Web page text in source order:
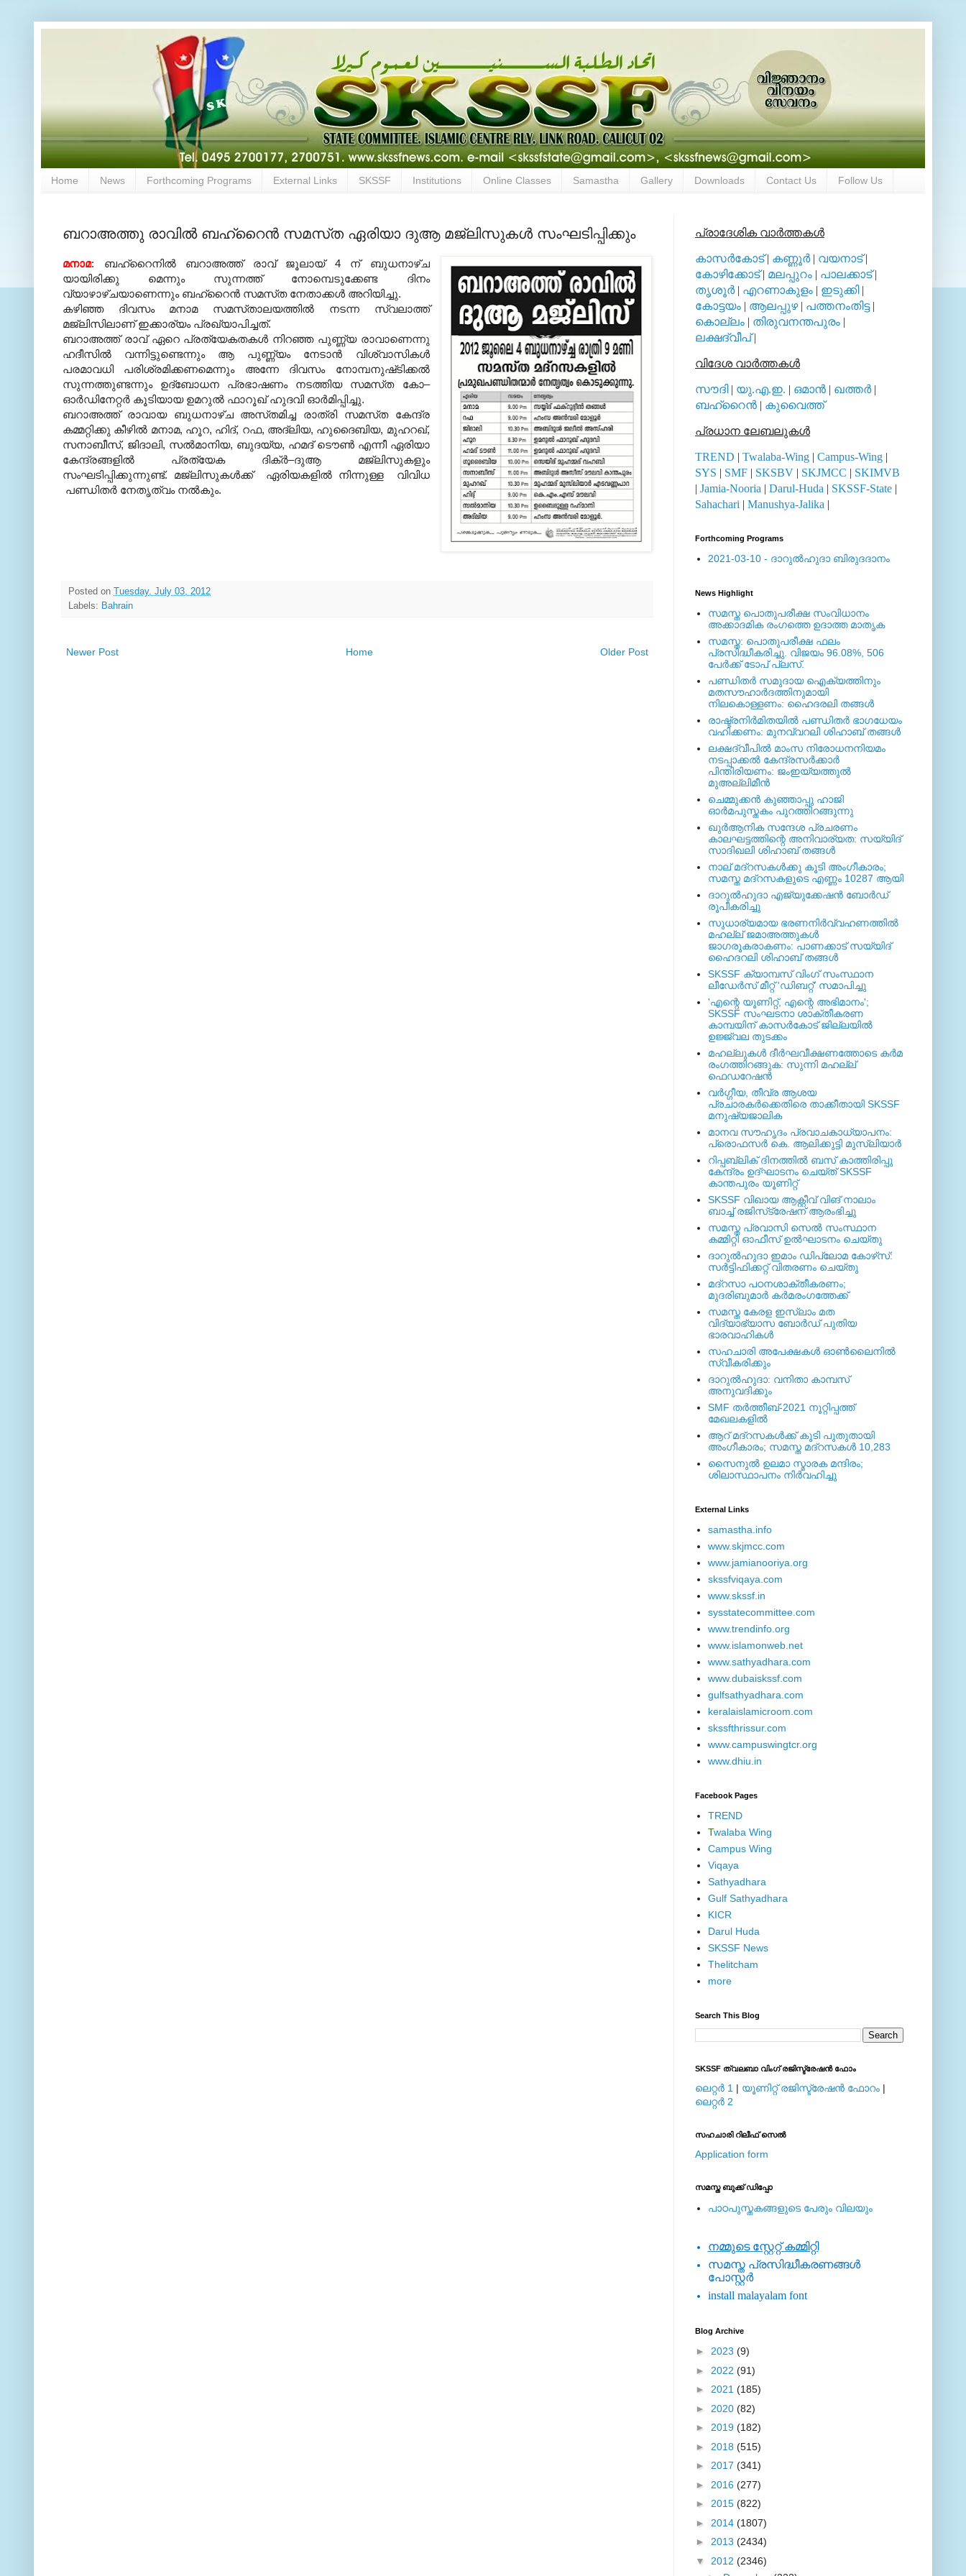
Home News Forthcoming Programs External Links SKSSF Institutions Online Classes Samastha Gallery Downloads Contact Us Follow Us
ബറാഅത്തു രാവില്‍ ബഹ്‌റൈന്‍ സമസ്‌ത ഏരിയാ ദുആ മജ്‌ലിസുകള്‍ സംഘടിപ്പിക്കും
മനാമ: ബഹ്‌റൈനില്‍ ബറാഅത്ത്‌ രാവ്‌ ജൂലായ്‌ 4 ന് ബുധനാഴ്‌ച
യായിരിക്കു മെന്നും സുന്നത്ത്‌ നോമ്പെടുക്കേണ്ട ദിനം
വ്യാഴാഴ്‌ചയാണെന്നും ബഹ്‌റൈന്‍ സമസ്‌ത നേതാക്കള്‍ അറിയിച്ചു.
കഴിഞ്ഞ ദിവസം മനാമ സമസ്‌താലയത്തില്‍ നടന്ന സ്വലാത്ത്‌
മജ്‌ലിസിലാണ്‌ ഇക്കാര്യം പ്രഖ്യാപിച്ചത്‌.
ബറാഅത്ത്‌ രാവ്‌ ഏറെ പ്രത്യേകതകള്‍ നിറഞ്ഞ പുണ്ണ്യ രാവാണെന്നു
ഹദീസില്‍ വന്നിട്ടുണ്ടെന്നും ആ പുണ്ണ്യം നേടാന്‍ വിശ്വാസികള്‍
പരമാവധി പരിശ്രമിക്കണമെന്നും അന്നേ ദിവസം നോമ്പനുഷ്‌ടിക്കല്‍
സുന്നത്തുണ്ടന്നും ഉദ്‌ബോധന പ്രഭാഷണം നടത്തിയ സമസ്‌ത കോ–
ഓര്‍ഡിനേറ്റര്‍ കൂടിയായ ഉമറുല്‍ ഫാറൂഖ്‌ ഹുദവി ഓര്‍മിപ്പിച്ചു.
ബറാഅത്ത്‌ രാവായ ബുധനാഴ്‌ച അസ്‌തമിച്ച രാത്രി സമസ്‌ത കേന്ദ്ര
കമ്മറ്റിക്കു കീഴില്‍ മനാമ, ഹൂറ, ഹിദ്‌, റഫ, അദ്‌ലിയ, ഹുദൈബിയ, മുഹറഖ്‌,
സനാബീസ്‌, ജിദാലി, സല്‍മാനിയ, ബുദയ്യ, ഹമദ്‌ ടൌണ്‍ എന്നീ ഏരിയാ
കേന്ദ്രങ്ങളില്‍ പ്രത്യേക ദിക്‌ര്‍–ദുആ മജ്‌ലിസുകളും
സംഘടിപ്പിക്കുന്നുണ്ട്‌. മജ്‌ലിസുകള്‍ക്ക് ഏരിയകളില്‍ നിന്നുള്ള വിവിധ
പണ്ഡിതര്‍ നേതൃത്വം നല്‍കും.
Posted on
Tuesday, July 03, 2012
Labels: Bahrain
Newer Post Older Post
Home
പ്രാദേശിക വാര്‍ത്തകള്‍
കാസര്‍കോട്| കണ്ണൂര്‍| വയനാട്|
കോഴിക്കോട്| മലപ്പുറം | പാലക്കാട്|
തൃശൂര്‍| എറണാകുളം | ഇടുക്കി|
കോട്ടയം | ആലപ്പുഴ| പത്തനംതിട്ട|
കൊല്ലം | തിരുവനന്തപുരം |
ലക്ഷദ്വീപ്|
വിദേശ വാര്‍ത്തകള്‍
സൗദി| യു.എ.ഇ. | ഒമാന്‍ | ഖത്തര്‍|
ബഹ്റൈന്‍ | കുവൈത്ത്
പ്രധാന ലേബലുകള്‍
TREND | Twalaba-Wing | Campus-Wing |
SYS | SMF | SKSBV | SKJMCC | SKIMVB
| Jamia-Nooria | Darul-Huda | SKSSF-State |
Sahachari | Manushya-Jalika |
Forthcoming Programs
2021-03-10 - ദാറുല്‍ഹുദാ ബിരുദദാനം
News Highlight
സമസ്ത പൊതുപരീക്ഷ സംവിധാനം
അക്കാദമിക രംഗത്തെ ഉദാത്ത മാതൃക
സമസ്ത: പൊതുപരീക്ഷ ഫലം
പ്രസിദ്ധീകരിച്ചു. വിജയം 96.08%, 506
പേര്‍ക്ക് ടോപ് പ്ലസ്.
പണ്ഡിതര്‍ സമുദായ ഐക്യത്തിനും
മതസൗഹാര്‍ദത്തിനുമായി
നിലകൊള്ളണം: ഹൈദരലി തങ്ങള്‍
രാഷ്ട്രനിര്‍മിതയില്‍ പണ്ഡിതര്‍ ഭാഗധേയം
വഹിക്കണം: മുനവ്വറലി ശിഹാബ് തങ്ങള്‍
ലക്ഷദ്വീപില്‍ മാംസ നിരോധനനിയമം
നടപ്പാക്കല്‍ കേന്ദ്രസര്‍ക്കാര്‍
പിന്തിരിയണം: ജംഇയ്യത്തുല്‍
മുഅല്ലിമീന്‍
ചെമ്മുക്കന്‍ കുഞ്ഞാപ്പു ഹാജി
ഓര്‍മപുസ്തകം പുറത്തിറങ്ങുന്നു
ഖുര്‍ആനിക സന്ദേശ പ്രചരണം
കാലഘട്ടത്തിന്റെ അനിവാര്യത: സയ്യിദ്
സാദിഖലി ശിഹാബ് തങ്ങള്‍
നാല് മദ്‌റസകള്‍ക്കു കൂടി അംഗീകാരം;
സമസ്ത മദ്‌റസകളുടെ എണ്ണം 10287 ആയി
ദാറുല്‍ഹുദാ എജ്യുക്കേഷന്‍ ബോര്‍ഡ്
രൂപീകരിച്ചു
സുധാര്യമായ ഭരണനിര്‍വ്വഹണത്തില്‍
മഹല്ല് ജമാഅത്തുകള്‍
ജാഗരൂകരാകണം: പാണക്കാട് സയ്യിദ്
ഹൈദറലി ശിഹാബ് തങ്ങള്‍
SKSSF ക്യാമ്പസ് വിംഗ് സംസ്ഥാന
ലീഡേർസ് മീറ്റ് 'ഡിബറ്റ്' സമാപിച്ചു
'എന്റെ യൂണിറ്റ്, എന്റെ അഭിമാനം';
SKSSF സംഘടനാ ശാക്തീകരണ
കാമ്പയിന് കാസര്‍കോട് ജില്ലയില്‍
ഉജ്ജ്വല തുടക്കം
മഹല്ലുകള്‍ ദീര്‍ഘവീക്ഷണത്തോടെ കര്‍മ
രംഗത്തിറങ്ങുക: സുന്നി മഹല്ല്
ഫെഡറേഷന്‍
വര്‍ഗ്ഗീയ, തീവ്ര ആശയ
പ്രചാരകര്‍ക്കെതിരെ താക്കീതായി SKSSF
മനുഷ്യജാലിക
മാനവ സൗഹൃദം പ്രവാചകാധ്യാപനം:
പ്രൊഫസർ കെ. ആലിക്കുട്ടി മുസ്ലിയാർ
റിപ്പബ്ലിക് ദിനത്തില്‍ ബസ് കാത്തിരിപ്പു
കേന്ദ്രം ഉദ്ഘാടനം ചെയ്ത്‌ SKSSF
കാന്തപുരം യൂണിറ്റ്
SKSSF വിഖായ ആക്റ്റീവ് വിങ് നാലാം
ബാച്ച് രജിസ്‌ട്രേഷന് ആരംഭിച്ചു
സമസ്ത പ്രവാസി സെല്‍ സംസ്ഥാന
കമ്മിറ്റി ഓഫീസ് ഉല്‍ഘാടനം ചെയ്തു
ദാറുല്‍ഹുദാ ഇമാം ഡിപ്ലോമ കോഴ്‌സ്:
സര്‍ട്ടിഫിക്കറ്റ് വിതരണം ചെയ്തു
മദ്‌റസാ പഠനശാക്തീകരണം;
മുദരിബുമാര്‍ കര്‍മരംഗത്തേക്ക്
സമസ്ത കേരള ഇസ്ലാം മത
വിദ്യാഭ്യാസ ബോര്‍ഡ് പുതിയ
ഭാരവാഹികള്‍
സഹചാരി അപേക്ഷകൾ ഓൺലൈനിൽ
സ്വീകരിക്കും
ദാറുല്‍ഹുദാ: വനിതാ കാമ്പസ്
അനുവദിക്കും
SMF തര്‍ത്തീബ്-2021 നൂറ്റിപ്പത്ത്
മേഖലകളില്‍
ആറ് മദ്റസകള്‍ക്ക് കൂടി പുതുതായി
അംഗീകാരം; സമസ്ത മദ്റസകള്‍ 10,283
സൈനുല്‍ ഉലമാ സ്മാരക മന്ദിരം;
ശിലാസ്ഥാപനം നിര്‍വഹിച്ചു
External ‎Links
samastha.info
www.skjmcc.com
www.jamianooriya.org
skssfviqaya.com
www.skssf.in
sysstatecommittee.com
www.trendinfo.org
www.islamonweb.net
www.sathyadhara.com
www.dubaiskssf.com
gulfsathyadhara.com
keralaislamicroom.com
skssfthrissur.com
www.campuswingtcr.org
www.dhiu.in
Facebook Pages
TREND
Twalaba Wing
Campus Wing
Viqaya
Sathyadhara
Gulf Sathyadhara
KICR
Darul Huda
SKSSF News
Thelitcham
more
Search This Blog
SKSSF ത്വലബാ വിംഗ് രജിസ്ട്രേഷന്‍ ഫോം
ലെറ്റര്‍ 1 | യൂണിറ്റ് രജിസ്ട്രേഷന്‍ ഫോറം |
ലെറ്റര്‍ 2
സഹചാരി റിലീഫ് സെല്‍
Application form
സമസ്ത ബുക്ക് ഡിപ്പോ
പാഠപുസ്തകങ്ങളുടെ പേരും വിലയും
നമ്മുടെ സ്റ്റേറ്റ് കമ്മിറ്റി
സമസ്ത പ്രസിദ്ധീകരണങ്ങള്‍
പോസ്റ്റര്‍
install malayalam font
Blog Archive
► 2023 (9)
► 2022 (91)
► 2021 (185)
► 2020 (82)
► 2019 (182)
► 2018 (515)
► 2017 (341)
► 2016 (277)
► 2015 (822)
► 2014 (1807)
► 2013 (2434)
▼ 2012 (2346)